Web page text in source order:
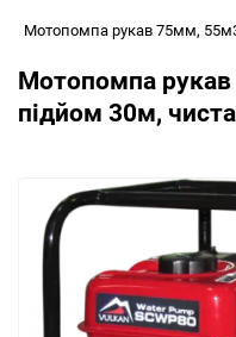
Мотопомпа рукав 75мм,
Мотопомпа
підйом 30м,